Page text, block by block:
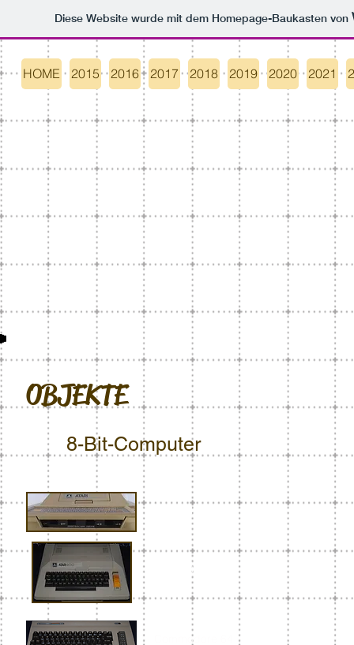
Diese Website wurde mit dem Homepage-Baukasten von
HOME 2015 2016 2017 2018 2019 2020 2021
OBJEKTE
8-Bit-Computer
Atari 400
Atari 8
Commodore 64